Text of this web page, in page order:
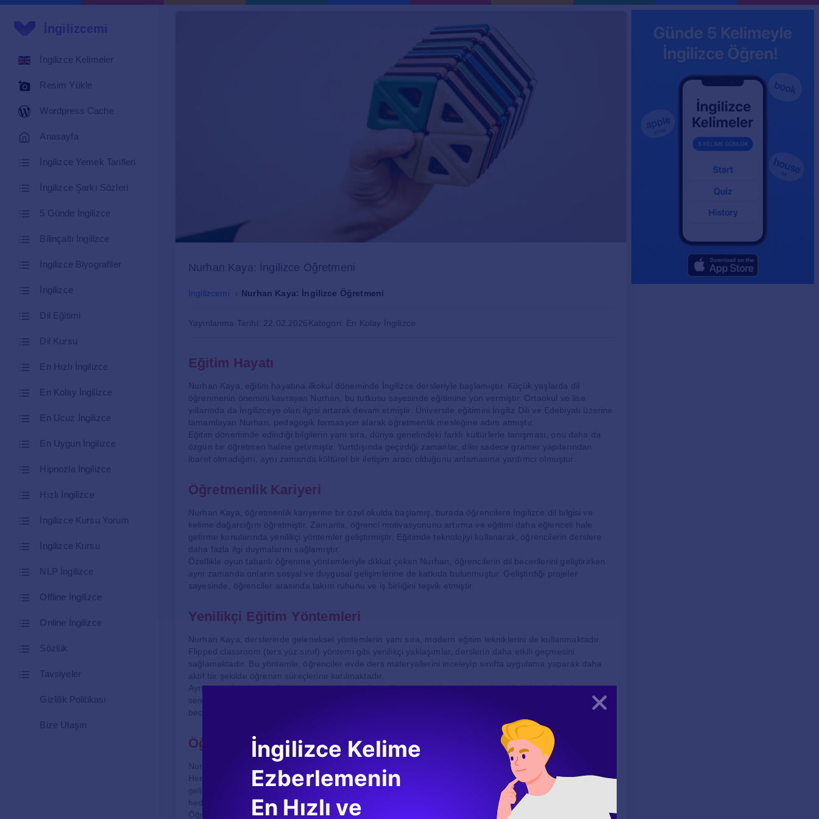
İngilizcemi
İngilizce Kelimeler
Resim Yükle
Wordpress Cache
Anasayfa
İngilizce Yemek Tarifleri
İngilizce Şarkı Sözleri
5 Günde İngilizce
Bilinçaltı İngilizce
İngilizce Biyografiler
İngilizce
Dil Eğitimi
Dil Kursu
En Hızlı İngilizce
En Kolay İngilizce
En Ucuz İngilizce
En Uygun İngilizce
Hipnozla İngilizce
Hızlı İngilizce
İngilizce Kursu Yorum
İngilizce Kursu
NLP İngilizce
Offline İngilizce
Online İngilizce
Sözlük
Tavsiyeler
Gizlilik Politikası
Bize Ulaşın
Nurhan Kaya: İngilizce Öğretmeni
İngilizcemi Nurhan Kaya: İngilizce Öğretmeni
Yayınlanma Tarihi: 22.02.2026Kategori: En Kolay İngilizce
Eğitim Hayatı
Nurhan Kaya, eğitim hayatına ilkokul döneminde İngilizce dersleriyle başlamıştır. Küçük yaşlarda dil
öğrenmenin önemini kavrayan Nurhan, bu tutkusu sayesinde eğitimine yön vermiştir. Ortaokul ve lise
yıllarında da İngilizceye olan ilgisi artarak devam etmiştir. Üniversite eğitimini İngiliz Dili ve Edebiyatı üzerine
tamamlayan Nurhan, pedagogik formasyon alarak öğretmenlik mesleğine adım atmıştır.
Eğitim döneminde edindiği bilgilerin yanı sıra, dünya genelindeki farklı kültürlerle tanışması, onu daha da
özgün bir öğretmen haline getirmiştir. Yurtdışında geçirdiği zamanlar, dilin sadece gramer yapılarından
ibaret olmadığını, aynı zamanda kültürel bir iletişim aracı olduğunu anlamasına yardımcı olmuştur.
Öğretmenlik Kariyeri
Nurhan Kaya, öğretmenlik kariyerine bir özel okulda başlamış, burada öğrencilere İngilizce dil bilgisi ve
kelime dağarcığını öğretmiştir. Zamanla, öğrenci motivasyonunu artırma ve eğitimi daha eğlenceli hale
getirme konularında yenilikçi yöntemler geliştirmiştir. Eğitimde teknolojiyi kullanarak, öğrencilerin derslere
daha fazla ilgi duymalarını sağlamıştır.
Özellikle oyun tabanlı öğrenme yöntemleriyle dikkat çeken Nurhan, öğrencilerin dil becerilerini geliştirirken
aynı zamanda onların sosyal ve duygusal gelişimlerine de katkıda bulunmuştur. Geliştirdiği projeler
sayesinde, öğrenciler arasında takım ruhunu ve iş birliğini teşvik etmiştir.
Yenilikçi Eğitim Yöntemleri
Nurhan Kaya, derslerinde geleneksel yöntemlerin yanı sıra, modern eğitim tekniklerini de kullanmaktadır.
Flipped classroom (ters yüz sınıf) yöntemi gibi yenilikçi yaklaşımlar, derslerin daha etkili geçmesini
sağlamaktadır. Bu yöntemle, öğrenciler evde ders materyallerini inceleyip sınıfta uygulama yaparak daha
aktif bir şekilde öğrenim süreçlerine katılmaktadır.
Ayrıca, proje tabanlı öğrenme yöntemleriyle öğrencilere gerçek hayatta karşılaşabilecekleri dil kullanım
senaryoları sunarak, dil öğrenimini daha anlamlı hale getirmiştir. Öğrencilerinin eleştirel düşünme
becerilerini geliştirmelerine yardımcı olmak için tartışma ve münazara etkinlikleri düzenlemektedir.
Öğrenci İlişkileri
Nurhan Kaya, öğrencileriyle kurduğu samimi iletişim sayesinde, onların güvenini kazanmayı başarmıştır.
Her bir öğrencisini ayrı bir birey olarak gören Nurhan, onların güçlü yönlerini keşfetmelerine ve
geliştirmelerine yardımcı olmaktadır. Öğrencilerinin başarısını önemseyen Nurhan, onların akademik
hedeflerine ulaşmaları için gerekli desteği sağlamaktadır.
Öğrencilerine sadece dil öğretmekle kalmayıp, aynı zamanda onlara yaşam becerileri kazandırmayı da
Kapat
İngilizce Kelime
Ezberlemenin
En Hızlı ve